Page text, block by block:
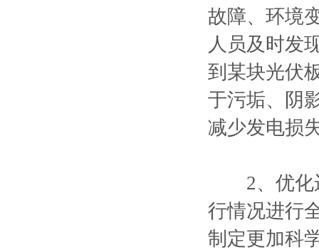
故障、环境
人员及时发
到某块光伏
于污垢、阴
减少发电损
2、优化运
行情况进行
制定更加科